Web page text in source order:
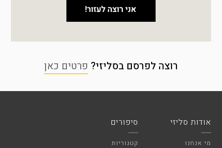
רוצה לפרסם בסליזי? פרטים כאן
אודות סליזי
מי אנחנו
סיפורים
קטגוריות